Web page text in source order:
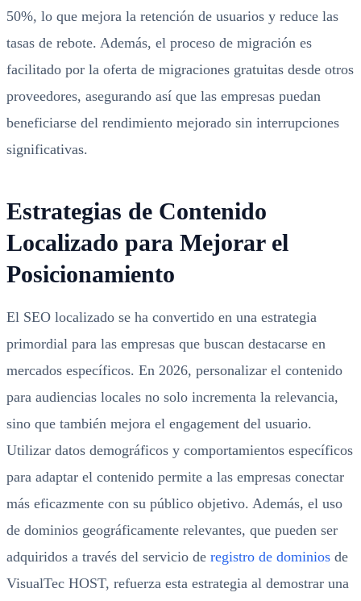
50%, lo que mejora la retención de usuarios y reduce las
tasas de rebote. Además, el proceso de migración es
facilitado por la oferta de migraciones gratuitas desde otros
proveedores, asegurando así que las empresas puedan
beneficiarse del rendimiento mejorado sin interrupciones
significativas.
Estrategias de Contenido
Localizado para Mejorar el
Posicionamiento
El SEO localizado se ha convertido en una estrategia
primordial para las empresas que buscan destacarse en
mercados específicos. En 2026, personalizar el contenido
para audiencias locales no solo incrementa la relevancia,
sino que también mejora el engagement del usuario.
Utilizar datos demográficos y comportamientos específicos
para adaptar el contenido permite a las empresas conectar
más eficazmente con su público objetivo. Además, el uso
de dominios geográficamente relevantes, que pueden ser
adquiridos a través del servicio de registro de dominios de
VisualTec HOST, refuerza esta estrategia al demostrar una